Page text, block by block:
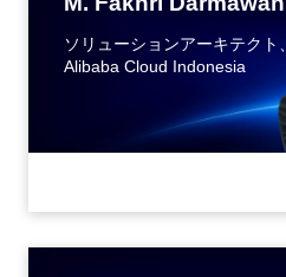
ソリューションアーキテクト、
Alibaba Cloud Indonesia